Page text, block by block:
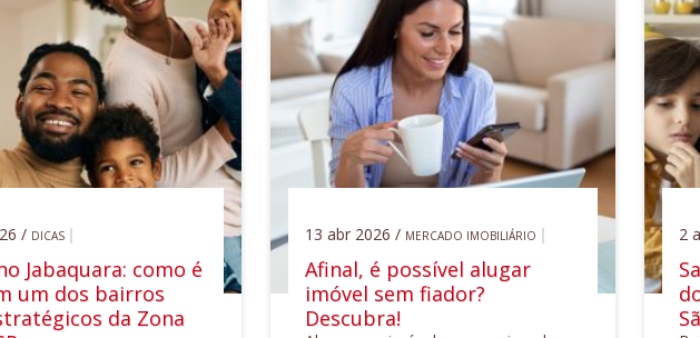
/ DICAS
Jabaquara: como é
um dos bairros
da Zona
13 abr 2026 / MERCADO IMOBILIÁRIO
Afinal, é possível alugar
imóvel sem fiador?
Descubra!
2